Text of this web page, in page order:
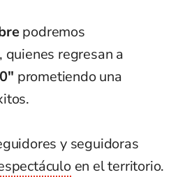
podremos
, quienes regresan a
prometiendo una
y seguidoras
en el territorio.